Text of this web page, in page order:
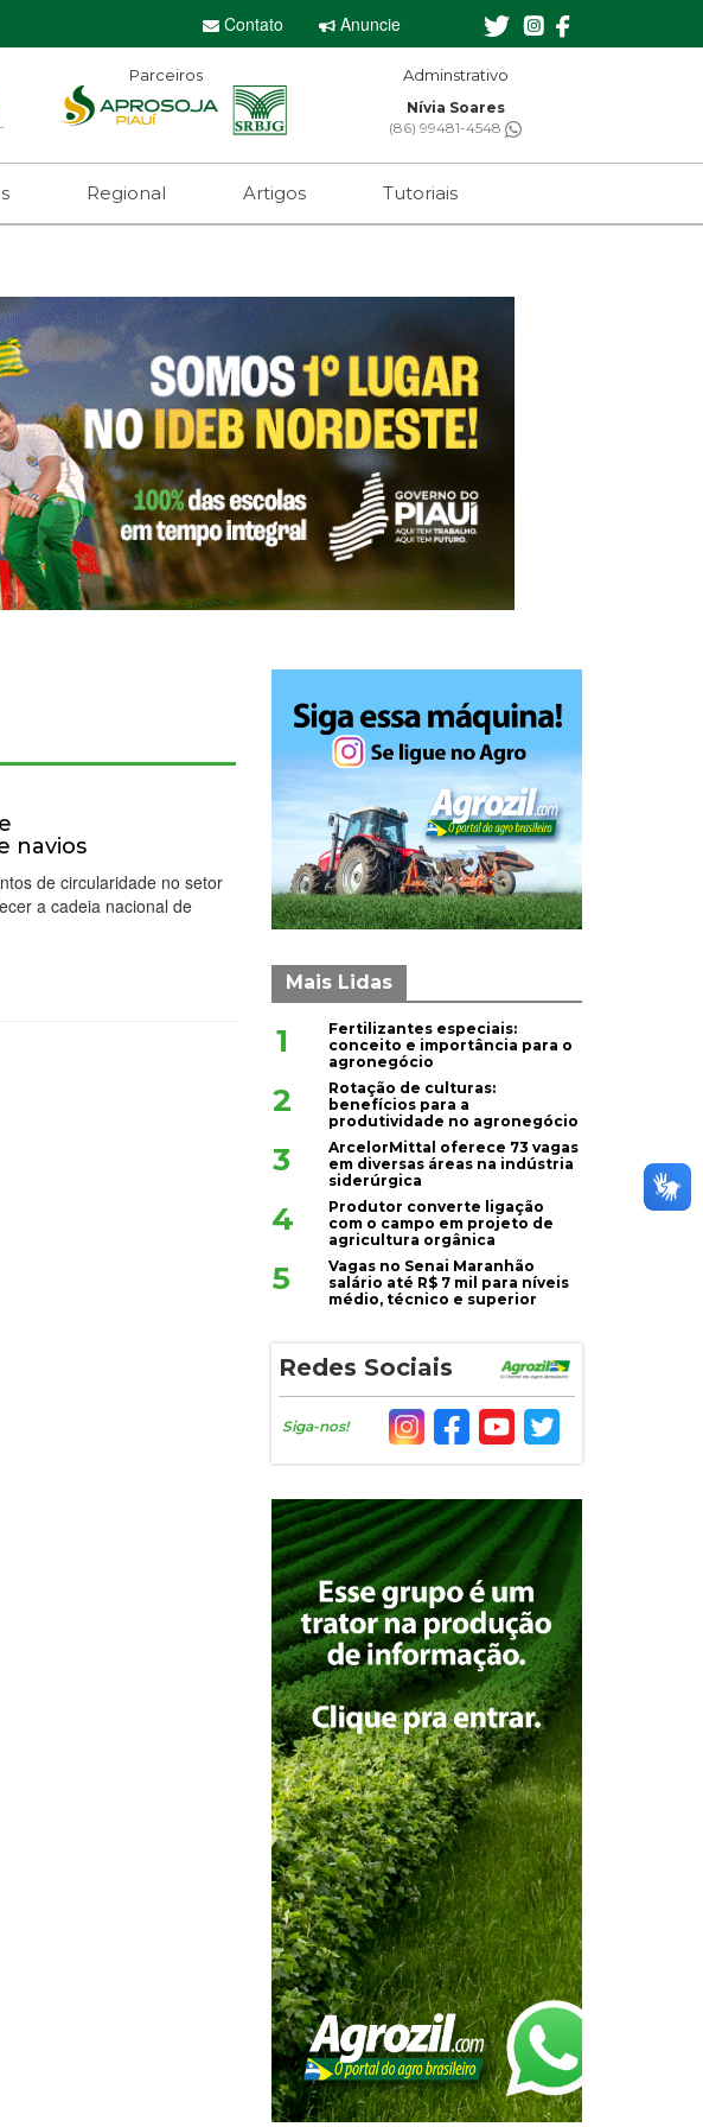
Contato Anuncie
Parceiros Adminstrativo
Nívia Soares
(86) 99481-4548
Regional Artigos Tutoriais
navios
de circularidade no setor
a cadeia nacional de
Mais Lidas
1
Fertilizantes especiais:
conceito e importância para o
agronegócio
2
Rotação de culturas:
benefícios para a
produtividade no agronegócio
3
ArcelorMittal oferece 73 vagas
em diversas áreas na indústria
siderúrgica
4
Produtor converte ligação
com o campo em projeto de
agricultura orgânica
5
Vagas no Senai Maranhão
salário até R$ 7 mil para níveis
médio, técnico e superior
Redes Sociais
Siga-nos!